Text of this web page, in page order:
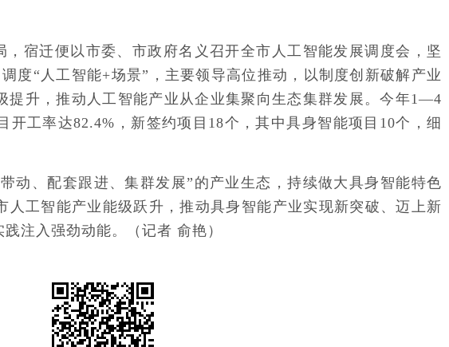
，宿迁便以市委、市政府名义召开全市人工智能发展调度会，坚
度“人工智能+场景”，主要领导高位推动，以制度创新破解产业
提升，推动人工智能产业从企业集聚向生态集群发展。今年1—4
开工率达82.4%，新签约项目18个，其中具身智能项目10个，细
动、配套跟进、集群发展”的产业生态，持续做大具身智能特色
人工智能产业能级跃升，推动具身智能产业实现新突破、迈上新
注入强劲动能。（记者 俞艳）